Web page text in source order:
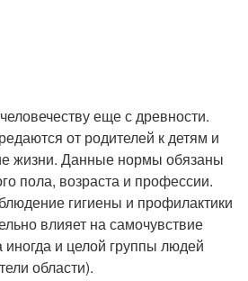
еще с древности.
от родителей к детям и
жизни. Данные нормы обязаны
пола, возраста и профессии.
гигиены и профилактики
влияет на самочувствие
иногда и целой группы людей
области).